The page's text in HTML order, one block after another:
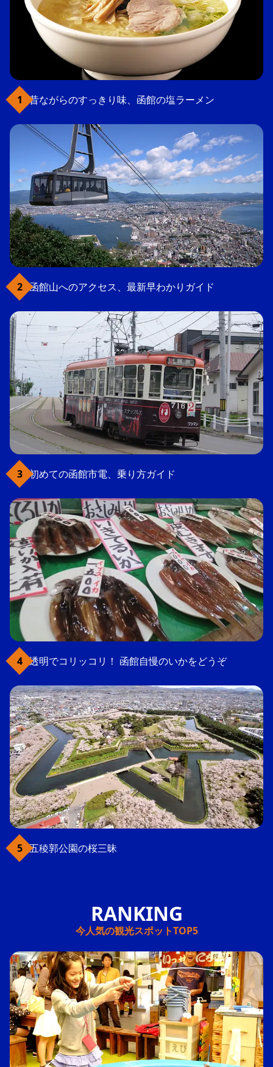
昔ながらのすっきり味、函館の塩ラーメン
函館山へのアクセス、最新早わかりガイド
初めての函館市電、乗り方ガイド
透明でコリッコリ！ 函館自慢のいかをどうぞ
五稜郭公園の桜三昧
今人気の観光スポットTOP5